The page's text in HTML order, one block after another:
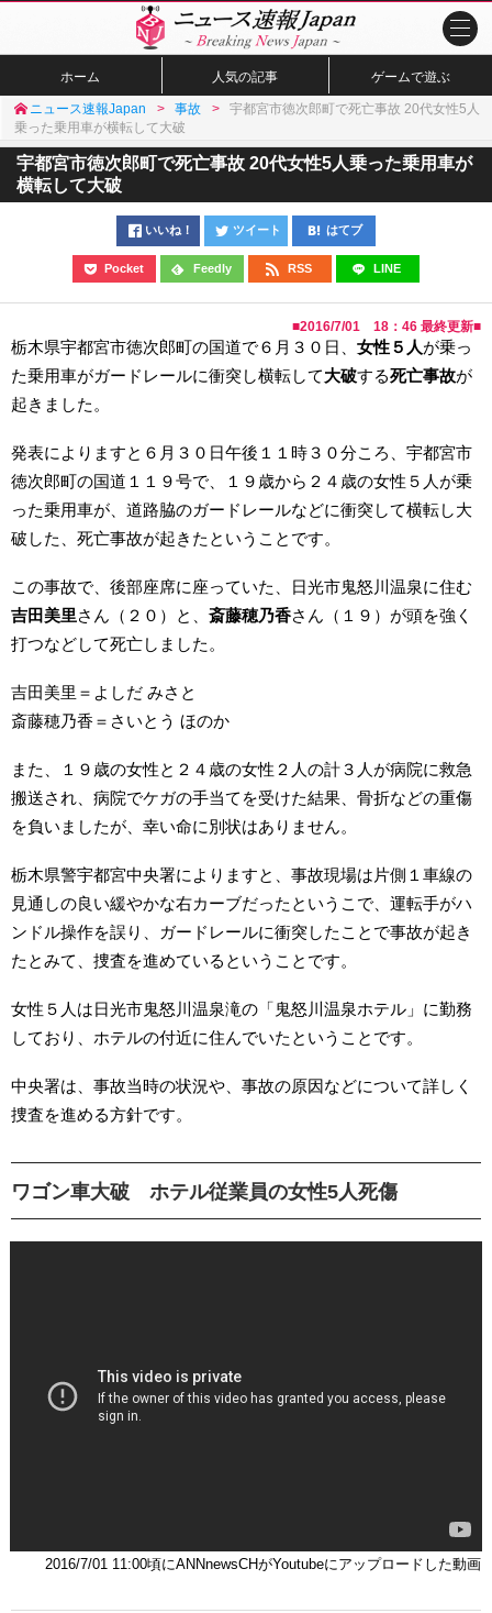
ホーム 人気の記事 ゲームで遊ぶ
ニュース速報Japan 事故
宇都宮市徳次郎町で死亡事故 20代女性5人
乗った乗用車が横転して大破
宇都宮市徳次郎町で死亡事故 20代女性5人乗った乗用車が
横転して大破
いいね！ ツイート はてブ
Pocket Feedly RSS LINE
■2016/7/01 18：46 最終更新■
栃木県宇都宮市徳次郎町の国道で６月３０日、 女性５人が乗っ
た乗用車がガードレールに衝突し横転して大破する死亡事故が
起きました。
発表によりますと６月３０日午後１１時３０分ころ、宇都宮市
徳次郎町の国道１１９号で、１９歳から２４歳の女性５人が乗
った乗用車が、道路脇のガードレールなどに衝突して横転し大
破した、死亡事故が起きたということです。
この事故で、後部座席に座っていた、日光市鬼怒川温泉に住む
吉田美里さん（２０）と、 斎藤穂乃香さん（１９）が頭を強く
打つなどして死亡しました。
吉田美里＝よしだ みさと
斎藤穂乃香＝さいとう ほのか
また、１９歳の女性と２４歳の女性２人の計３人が病院に救急
搬送され、病院でケガの手当てを受けた結果、骨折などの重傷
を負いましたが、幸い命に別状はありません。
栃木県警宇都宮中央署によりますと、事故現場は片側１車線の
見通しの良い緩やかな右カーブだったというこで、運転手がハ
ンドル操作を誤り、ガードレールに衝突したことで事故が起き
たとみて、捜査を進めているということです。
女性５人は日光市鬼怒川温泉滝の「鬼怒川温泉ホテル」に勤務
しており、ホテルの付近に住んでいたということです。
中央署は、事故当時の状況や、事故の原因などについて詳しく
捜査を進める方針です。
ワゴン車大破 ホテル従業員の女性5人死傷
2016/7/01 11:00頃にANNnewsCHがYoutubeにアップロードした動画